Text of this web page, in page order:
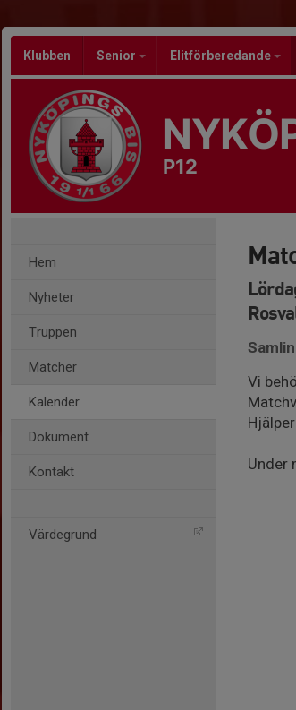
Klubben Senior Elitförberedande
P12
Hem
Nyheter
Truppen
Matcher
Kalender
Dokument
Kontakt
Värdegrund
Vi
Under